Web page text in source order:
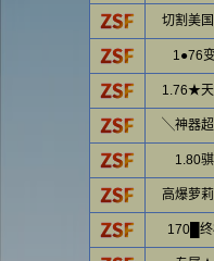
切割美
1●76
1.76★
╲神器
1.80
高爆萝
170█终